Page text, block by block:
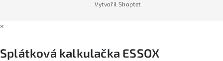
Vytvořil Shoptet
×
Splátková kalkulačka ESSOX